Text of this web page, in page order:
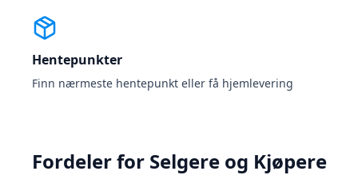
Hentepunkter
Finn nærmeste hentepunkt eller få hjemlevering
Fordeler for Selgere og Kjøpere